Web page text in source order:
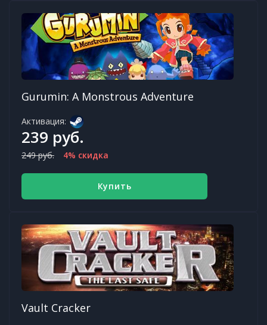
Gurumin: A Monstrous Adventure
Активация:
239 руб.
249 руб. 4% скидка
Купить
Vault Cracker